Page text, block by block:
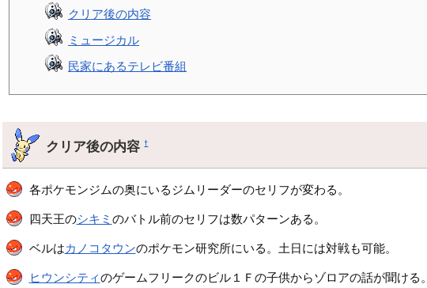
クリア後の内容
ミュージカル
民家にあるテレビ番組
クリア後の内容†
各ポケモンジムの奥にいるジムリーダーのセリフが変わる。
四天王のシキミ のバトル前のセリフは数パターンある。
ベルはカノコタウンのポケモン研究所にいる。土日には対戦も可能。
ヒウンシティのゲームフリークのビル１Ｆの子供からゾロアの話が聞ける。